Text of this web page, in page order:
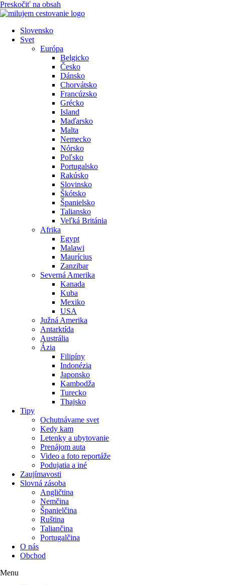
Preskočiť na obsah
Slovensko
Svet
Európa
Belgicko
Česko
Dánsko
Chorvátsko
Francúzsko
Grécko
Island
Maďarsko
Malta
Nemecko
Nórsko
Poľsko
Portugalsko
Rakúsko
Slovinsko
Škótsko
Španielsko
Taliansko
Veľká Británia
Afrika
Egypt
Malawi
Maurícius
Zanzibar
Severná Amerika
Kanada
Kuba
Mexiko
USA
Južná Amerika
Antarktída
Austrália
Ázia
Filipíny
Indonézia
Japonsko
Kambodža
Turecko
Thajsko
Tipy
Ochutnávame svet
Kedy kam
Letenky a ubytovanie
Prenájom auta
Video a foto reportáže
Podujatia a iné
Zaujímavosti
Slovná zásoba
Angličtina
Nemčina
Španielčina
Ruština
Taliančina
Portugalčina
O nás
Obchod
Menu